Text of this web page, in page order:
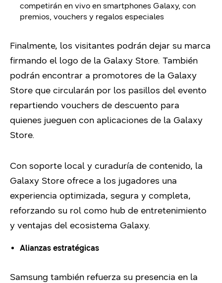
competirán en vivo en smartphones Galaxy, con
premios, vouchers y regalos especiales
Finalmente, los visitantes podrán dejar su marca
firmando el logo de la Galaxy Store. También
podrán encontrar a promotores de la Galaxy
Store que circularán por los pasillos del evento
repartiendo vouchers de descuento para
quienes jueguen con aplicaciones de la Galaxy
Store.
Con soporte local y curaduría de contenido, la
Galaxy Store ofrece a los jugadores una
experiencia optimizada, segura y completa,
reforzando su rol como hub de entretenimiento
y ventajas del ecosistema Galaxy.
Alianzas estratégicas
Samsung también refuerza su presencia en la